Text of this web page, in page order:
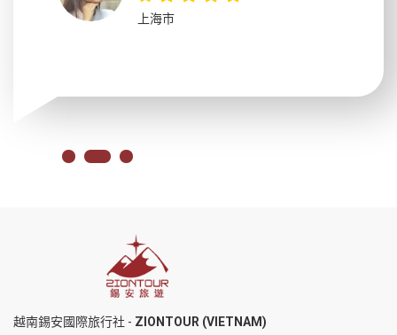
上海市
越南錫安國際旅行社 - ZIONTOUR (VIETNAM)